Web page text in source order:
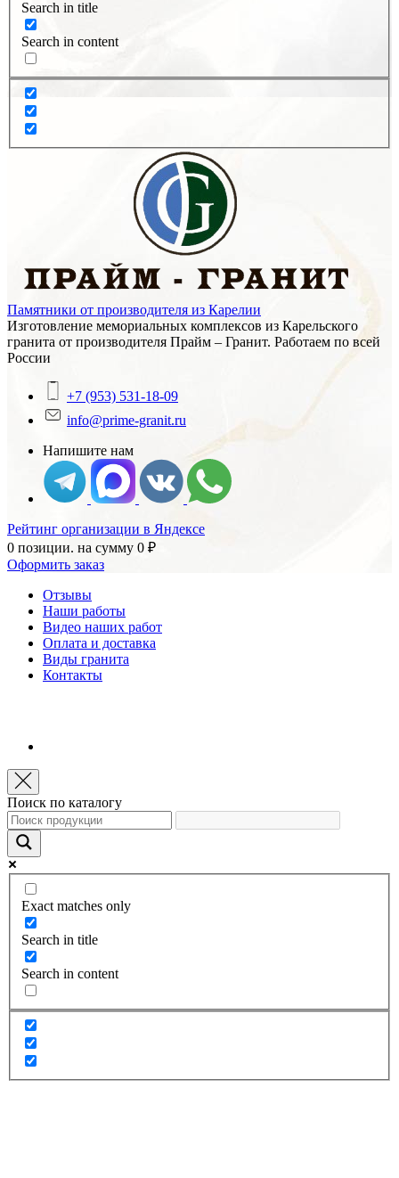
Search in title
Search in content
Памятники от производителя из Карелии
Изготовление мемориальных комплексов из Карельского
гранита от производителя Прайм – Гранит. Работаем по всей
России
+7 (953) 531-18-09
info@prime-granit.ru
Напишите нам
Рейтинг организации в Яндексе
0 позиции. на сумму 0 ₽
Оформить заказ
Отзывы
Наши работы
Видео наших работ
Оплата и доставка
Виды гранита
Контакты
Поиск по каталогу
Exact matches only
Search in title
Search in content